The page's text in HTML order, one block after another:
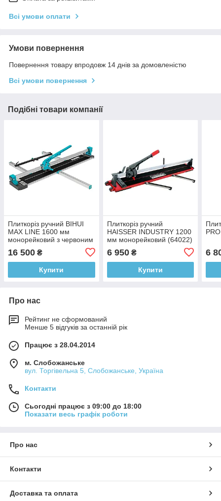
Всі умови оплати
Умови повернення
Повернення товару впродовж 14 днів за домовленістю
Всі умови повернення
Подібні товари компанії
Плиткоріз ручний BIHUI
MAX LINE 1600 мм
монорейковий з червоним
16 500 ₴
Купити
Плиткоріз ручний
HAISSER INDUSTRY 1200
мм монорейковий (64022)
6 950₴
Купити
6
Про нас
Рейтинг не сформований
Менше 5 відгуків за останній рік
Працює з 28.04.2014
м. Слобожанське
вул. Торгівельна 5, Слобожанське, Україна
Контакти
Сьогодні працює з 09:00 до 18:00
Показати весь графік роботи
Про нас
Контакти
Доставка та оплата